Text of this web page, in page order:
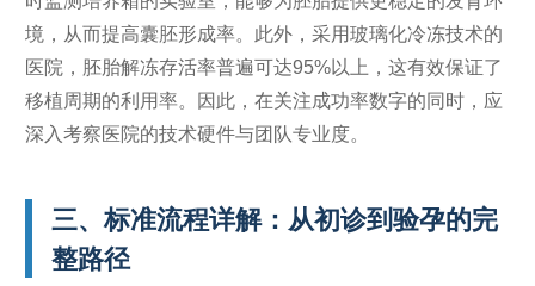
境，从而提高囊胚形成率。此外，采用玻璃化冷冻技术的
医院，胚胎解冻存活率普遍可达95%以上，这有效保证了
移植周期的利用率。因此，在关注成功率数字的同时，应
深入考察医院的技术硬件与团队专业度。
三、标准流程详解：从初诊到验孕的完
整路径